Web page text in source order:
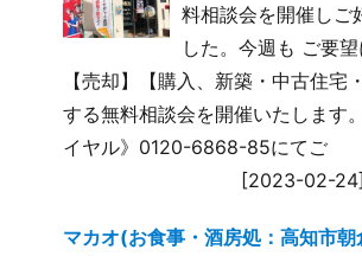
料相談会を開催しご
した。今週も ご要望
【売却】【購入、新築・中古住宅
する無料相談会を開催いたします
イヤル》0120-6868-85にてご
[2023-02-
マカオ(お食事・酒房処：高知市